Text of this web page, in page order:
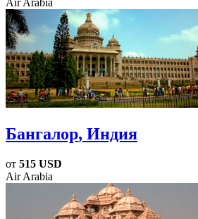
Air Arabia
Бангалор, Индия
от 515 USD
Air Arabia